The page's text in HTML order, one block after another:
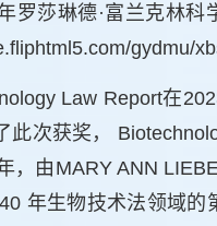
年罗莎琳德·富兰克林
gydmu/
Law Report在
此次获奖，
，由MARY ANN
年生物技术法领域的